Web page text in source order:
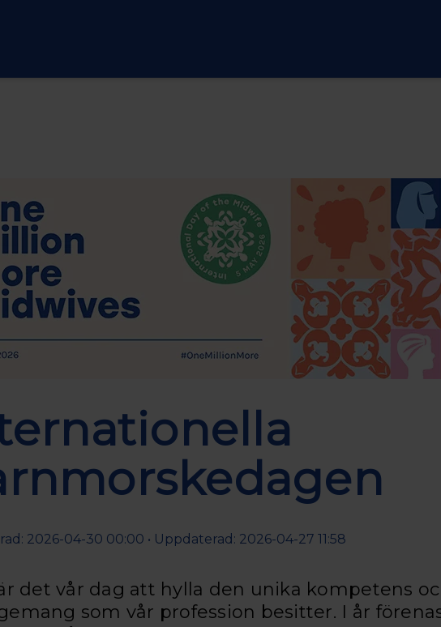
2026-04-30 00:00 • Uppdaterad: 2026-04-27 11:58
det vår dag att hylla den unika kompetens
som vår profession besitter. I år